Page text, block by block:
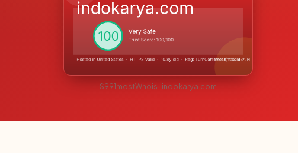
S991mostWhois · indokarya.com